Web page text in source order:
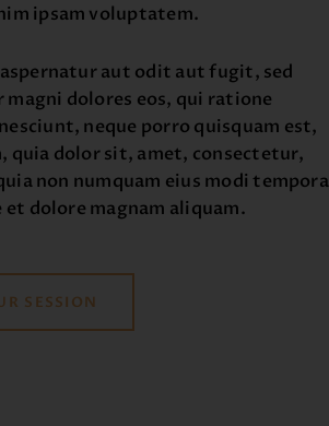
ipsam voluptatem.
aut odit aut fugit, sed
dolores eos, qui ratione
neque porro quisquam est,
quia dolor sit, amet, consectetur,
non numquam eius modi tempora
dolore magnam aliquam.
SESSION